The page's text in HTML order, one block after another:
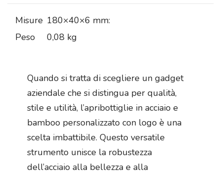
Misure 180×40×6 mm:
Peso
0,08 kg
Quando si tratta di scegliere un gadget
aziendale che si distingua per qualità,
stile e utilità, l’apribottiglie in acciaio e
bamboo personalizzato con logo è una
scelta imbattibile. Questo versatile
strumento unisce la robustezza
dell’acciaio alla bellezza e alla